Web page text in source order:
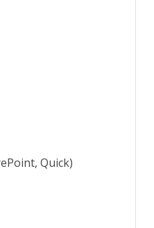
Quick)